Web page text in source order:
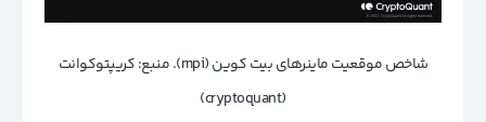
شاخص موقعیت ماینرهای بیت کوین (mpi). منبع: کریپتوکوانت
(cryptoquant)